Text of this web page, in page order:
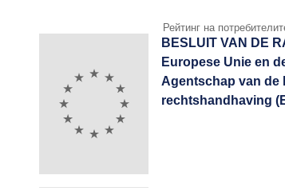
Рейтинг на
BESLUIT VAN DE
Europese Unie en
Agentschap van de
rechtshandhaving